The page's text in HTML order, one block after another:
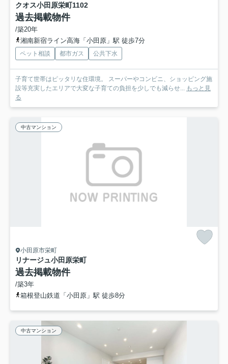
クオス小田原栄町1102
過去掲載物件
/築20年
湘南新宿ライン高海「小田原」駅 徒歩7分
ペット相談 都市ガス 公共下水
子育て世帯はピッタリな住環境。 スーパーやコンビニ、ショッピング施
設等充実したエリアで大変な子育ての負担を少しでも減らせ... もっと見
る
中古マンション
小田原市栄町
リナージュ小田原栄町
過去掲載物件
/築3年
箱根登山鉄道「小田原」駅 徒歩8分
中古マンション